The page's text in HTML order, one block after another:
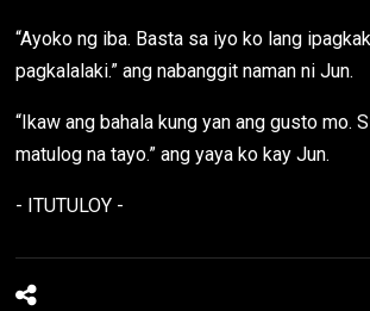
“Ayoko ng iba. Basta sa iyo ko lang
pagkalalaki.” ang nabanggit naman ni Jun.
“Ikaw ang bahala kung yan ang gusto mo.
matulog na tayo.” ang yaya ko kay Jun.
- ITUTULOY -